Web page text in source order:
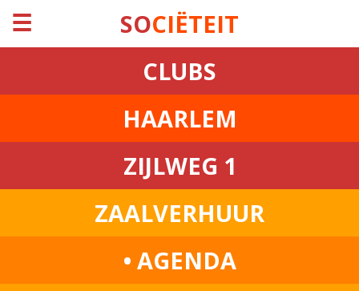
☰ SOCIËTEIT
CLUBS
HAARLEM
ZIJLWEG 1
ZAALVERHUUR
• AGENDA